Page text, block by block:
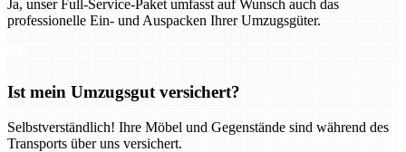
Ja, unser Full-Service-Paket umfasst auf Wunsch auch das
professionelle Ein- und Auspacken Ihrer Umzugsgüter.
Ist mein Umzugsgut versichert?
Selbstverständlich! Ihre Möbel und Gegenstände sind während des
Transports über uns versichert.